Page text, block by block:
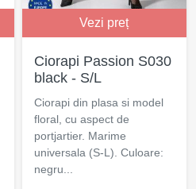
Vezi preț
Ciorapi Passion S030
black - S/L
Ciorapi din plasa si model
floral, cu aspect de
portjartier. Marime
universala (S-L). Culoare:
negru...